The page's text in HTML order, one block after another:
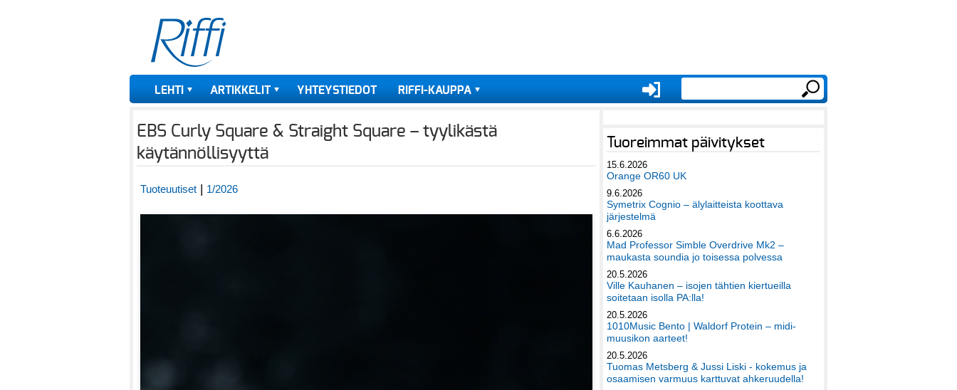
LEHTI ARTIKKELIT YHTEYSTIEDOT RIFFI-KAUPPA
EBS Curly Square & Straight Square – tyylikästä
käytännöllisyyttä
Tuoteuutiset | 1/2026
Tuoreimmat päivitykset
15.6.2026
Orange OR60 UK
9.6.2026
Symetrix Cognio – älylaitteista koottava
järjestelmä
6.6.2026
Mad Professor Simble Overdrive Mk2 –
maukasta soundia jo toisessa polvessa
20.5.2026
Ville Kauhanen – isojen tähtien kiertueilla
soitetaan isolla PA:lla!
20.5.2026
1010Music Bento | Waldorf Protein – midi-
muusikon aarteet!
20.5.2026
Tuomas Metsberg & Jussi Liski - kokemus ja
osaamisen varmuus karttuvat ahkeruudella!